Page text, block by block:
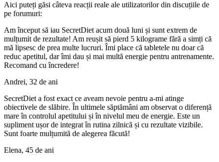
Aici puteți găsi câteva reacții reale ale utilizatorilor din discuțiile de
pe forumuri:
Am început să iau SecretDiet acum două luni și sunt extrem de
mulțumit de rezultate! Am reușit să pierd 5 kilograme fără a simți că
mă lipsesc de prea multe lucruri. Îmi place că tabletele nu doar că
reduc apetitul, dar îmi dau și mai multă energie pentru antrenamente.
Recomand cu încredere!
Andrei, 32 de ani
SecretDiet a fost exact ce aveam nevoie pentru a-mi atinge
obiectivele de slăbire. În ultimele săptămâni am observat o diferență
mare în controlul apetitului și în nivelul meu de energie. Este un
supliment ușor de integrat în rutina zilnică și cu rezultate vizibile.
Sunt foarte mulțumită de alegerea făcută!
Elena, 45 de ani